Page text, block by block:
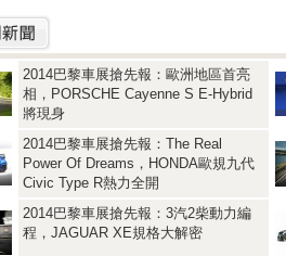
2014巴黎車展搶先報：歐洲地區首亮
相，PORSCHE Cayenne S E-Hybrid
將現身
2014巴黎車展搶先報：The Real
Power Of Dreams，HONDA歐規九代
Civic Type R熱力全開
2014巴黎車展搶先報：3汽2柴動力編
程，JAGUAR XE規格大解密